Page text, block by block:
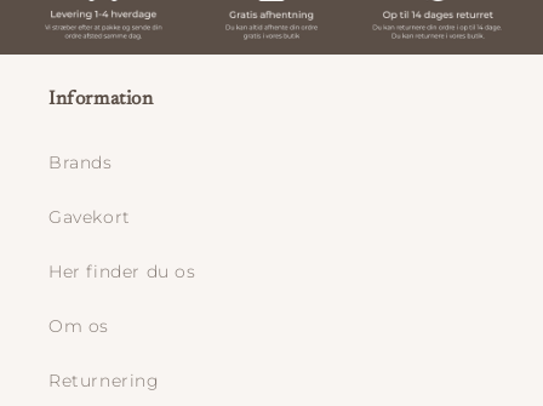
Information
Brands
Gavekort
Her finder du os
Om os
Returnering